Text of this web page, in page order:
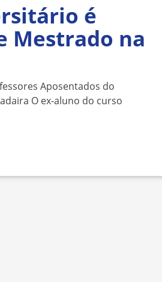
é
Mestrado na
Aposentados do
O ex-aluno do curso